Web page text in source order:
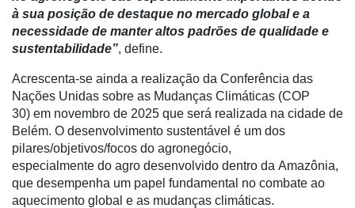
Dados
e
Análise
E-
Commerce
Informatização
da
Agricultura
Vertical
à sua posição de destaque no mercado global e a
necessidade de manter altos padrões de qualidade e
sustentabilidade”, define.
Acrescenta-se ainda a realização da Conferência das
Nações Unidas sobre as Mudanças Climáticas (COP
30) em novembro de 2025 que será realizada na cidade de
Belém. O desenvolvimento sustentável é um dos
pilares/objetivos/focos do agronegócio,
especialmente do agro desenvolvido dentro da Amazônia,
que desempenha um papel fundamental no combate ao
aquecimento global e as mudanças climáticas.